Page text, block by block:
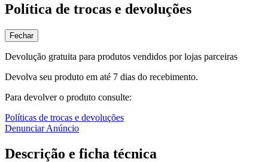
Política de trocas e devoluções
Fechar
Devolução gratuita para produtos vendidos por lojas parceiras
Devolva seu produto em até 7 dias do recebimento.
Para devolver o produto consulte:
Políticas de trocas e devoluções
Denunciar Anúncio
Descrição e ficha técnica